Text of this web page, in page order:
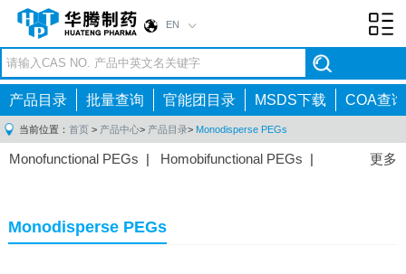
EN
产品目录 批量查询 官能团目录 MSDS下载 COA查询
当前位置： 首页 > 产品中心> 产品目录> Monodisperse PEGs
更多
Monofunctional PEGs | Homobifunctional PEGs |
Monodisperse PEGs